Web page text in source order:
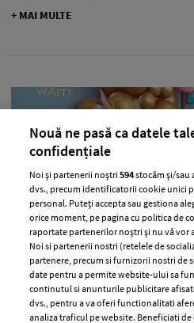
+ MAI MULTE
De ce Dani Oțil nu își
vacanță: „De trei luni
zis că merge”
Nouă ne pasă ca datele
confidențiale
Noi și partenerii noștri594stocăm și/sau
dvs., precum identificatorii cookie unici
personal. Puteți accepta sau gestiona
orice moment, pe pagina cu politica de
raportate partenerilor noștri și nu vă vor
Noi si partenerii nostri (retelele de
partenere, precum si furnizorii nostri de
date pentru a permite website-ului sa
continutul si anunturile publicitare
dvs., pentru a va oferi functionalitati
analiza traficul pe website. Beneficiati